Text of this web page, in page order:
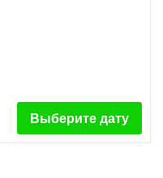
Выберите дату